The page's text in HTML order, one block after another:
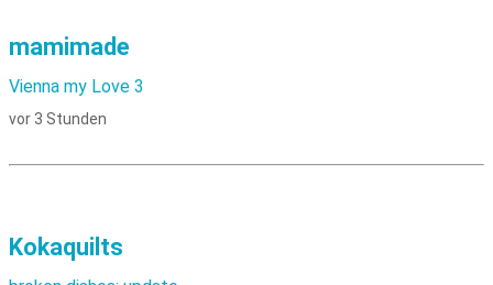
mamimade
Vienna my Love 3
vor 3 Stunden
Kokaquilts